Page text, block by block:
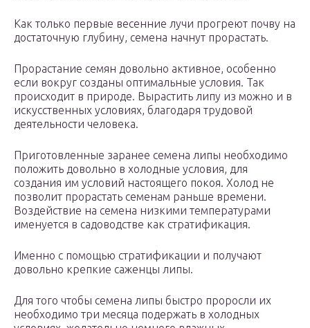
Как только первые весенние лучи прогреют почву на
достаточную глубину, семена начнут прорастать.
Прорастание семян довольно активное, особенно
если вокруг созданы оптимальные условия. Так
происходит в природе. Вырастить липу из можно и в
искусственных условиях, благодаря трудовой
деятельности человека.
Приготовленные заранее семена липы необходимо
положить довольно в холодные условия, для
создания им условий настоящего покоя. Холод не
позволит прорастать семенам раньше времени.
Воздействие на семена низкими температурами
именуется в садоводстве как стратификация.
Именно с помощью стратификации и получают
довольно крепкие саженцы липы.
Для того чтобы семена липы быстро проросли их
необходимо три месяца подержать в холодных